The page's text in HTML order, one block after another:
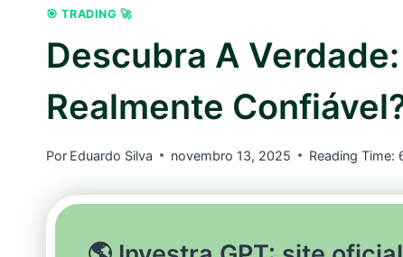
🎯 TRADING 🚀
Descubra A
Realmente
Por Eduardo Silva novembro 13, 2025 Reading Time: